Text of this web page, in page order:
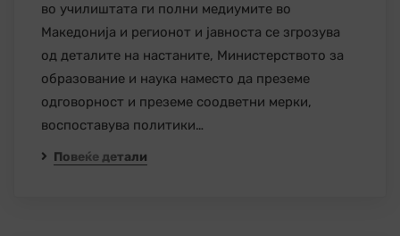
во училиштата ги полни медиумите во
Македонија и регионот и јавноста се згрозува
од деталите на настаните, Министерството за
образование и наука наместо да преземе
одговорност и преземе соодветни мерки,
воспоставува политики…
Повеќе детали